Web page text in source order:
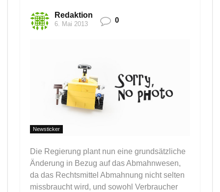
Redaktion
6. Mai 2013 0
Newsticker
Die Regierung plant nun eine grundsätzliche
Änderung in Bezug auf das Abmahnwesen,
da das Rechtsmittel Abmahnung nicht selten
missbraucht wird, und sowohl Verbraucher